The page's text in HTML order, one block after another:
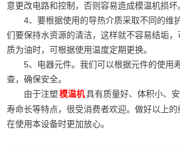
意更改电路和控制，否则容易造成模温机损坏
4、要根据使用的导热介质采取不同的维
们要保持水资源的清洁，这样就不容易结垢
质为油时，可根据使用温度定期更换。
5、电器元件。我们可以根据元件的使用
查，确保安全。
由于注塑 模温机具有质量好、体积小、
寿命长等特点，很受消费者欢迎。做好以上
在使用本设备时更加放心。